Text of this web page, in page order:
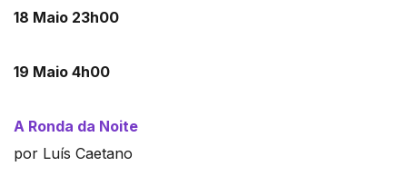
18 Maio 23h00
19 Maio 4h00
A Ronda da Noite
por Luís Caetano